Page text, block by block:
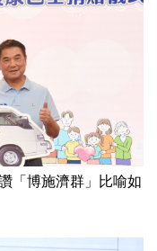
「博施濟群」比喻如